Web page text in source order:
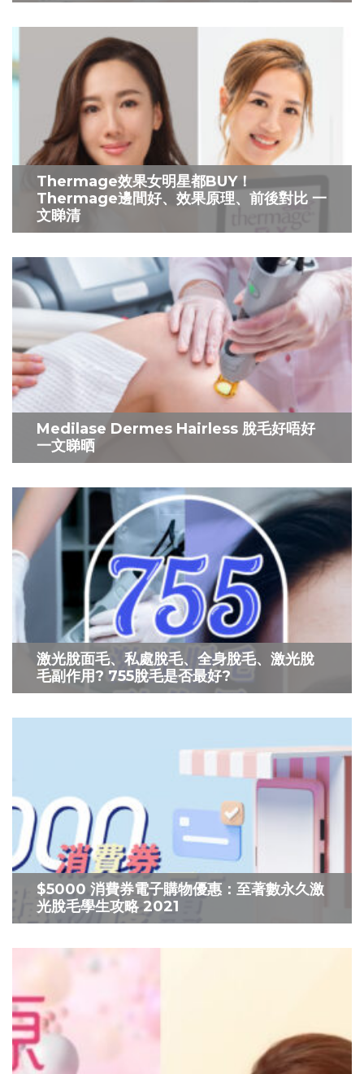
Thermage效果女明星都BUY！
Thermage邊間好、效果原理、前後對比 一
文睇清
Medilase Dermes Hairless 脫毛好唔好
一文睇晒
激光脫面毛、私處脫毛、全身脫毛、激光脫
毛副作用? 755脫毛是否最好?
$5000 消費券電子購物優惠：至著數永久激
光脫毛學生攻略 2021